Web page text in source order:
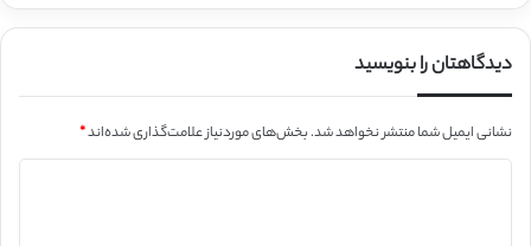
دیدگاهتان را بنویسید
نشانی ایمیل شما منتشر نخواهد شد.بخش‌های موردنیاز علامت‌گذاری شده‌اند*